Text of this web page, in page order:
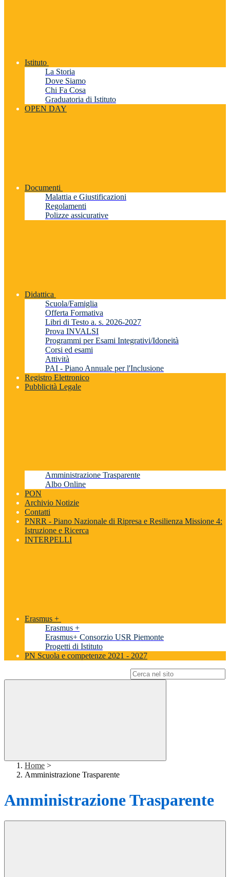
Istituto
La Storia
Dove Siamo
Chi Fa Cosa
Graduatoria di Istituto
OPEN DAY
Documenti
Malattia e Giustificazioni
Regolamenti
Polizze assicurative
Didattica
Scuola/Famiglia
Offerta Formativa
Libri di Testo a. s. 2026-2027
Prova INVALSI
Programmi per Esami Integrativi/Idoneità
Corsi ed esami
Attività
PAI - Piano Annuale per l'Inclusione
Registro Elettronico
Pubblicità Legale
Amministrazione Trasparente
Albo Online
PON
Archivio Notizie
Contatti
PNRR - Piano Nazionale di Ripresa e Resilienza Missione 4:
Istruzione e Ricerca
INTERPELLI
Erasmus +
Erasmus +
Erasmus+ Consorzio USR Piemonte
Progetti di Istituto
PN Scuola e competenze 2021 - 2027
Home >
Amministrazione Trasparente
Amministrazione Trasparente